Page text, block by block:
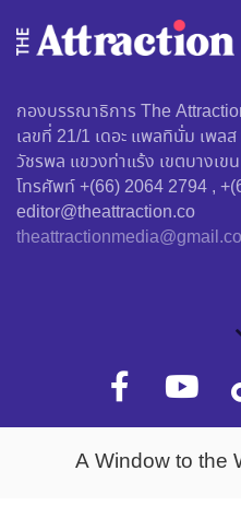
กองบรรณาธิการ The
เลขที่ 21/1 เดอะ แพลทินั่ม เพ
วัชรพล แขวงท่าแร้ง เขตบางเข
โทรศัพท์ +(66) 2064 2794 ,
editor@theattraction.co
A Window to the